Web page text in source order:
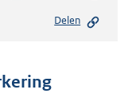
n
Delen